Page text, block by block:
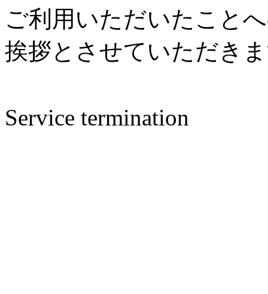
ご利用いただいたこと
挨拶とさせていただき
Service termination